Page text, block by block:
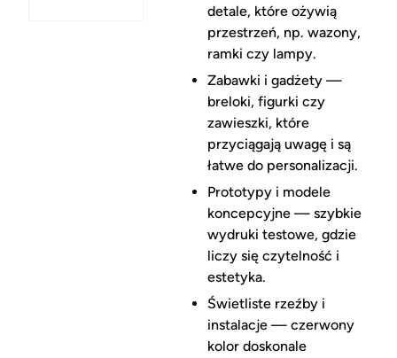
detale, które ożywią
przestrzeń, np. wazony,
ramki czy lampy.
Zabawki i gadżety —
breloki, figurki czy
zawieszki, które
przyciągają uwagę i są
łatwe do personalizacji.
Prototypy i modele
koncepcyjne — szybkie
wydruki testowe, gdzie
liczy się czytelność i
estetyka.
Świetliste rzeźby i
instalacje — czerwony
kolor doskonale